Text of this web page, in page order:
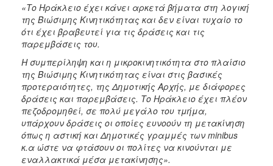
«Το Ηράκλειο έχει κάνει αρκετά βήματα στη λογική
της Βιώσιμης Κινητικότητας και δεν είναι τυχαίο το
ότι έχει βραβευτεί για τις δράσεις και τις
παρεμβάσεις του.
Η συμπερίληψη και η μικροκινητικότητα στο πλαίσιο
της Βιώσιμης Κινητικότητας είναι στις βασικές
προτεραιότητες, της Δημοτικής Αρχής, με διάφορες
δράσεις και παρεμβάσεις. Το Ηράκλειο έχει πλέον
πεζοδρομηθεί, σε πολύ μεγάλο του τμήμα,
υπάρχουν δράσεις οι οποίες ευνοούν τη μετακίνηση
όπως η αστική και Δημοτικές γραμμές των minibus
κ.α ώστε να φτάσουν οι πολίτες να κινούνται με
εναλλακτικά μέσα μετακίνησης».